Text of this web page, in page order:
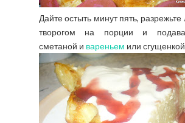
Дайте остыть минут пять,
творогом на порции и
сметаной и вареньем или